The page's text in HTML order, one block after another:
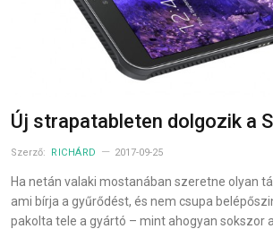
Új strapatableten dolgozik a
Szerző: RICHÁRD 2017-09-25
Ha netán valaki mostanában szeretne olyan
ami bírja a gyűrődést, és nem csupa
pakolta tele a gyártó – mint ahogyan sokszor